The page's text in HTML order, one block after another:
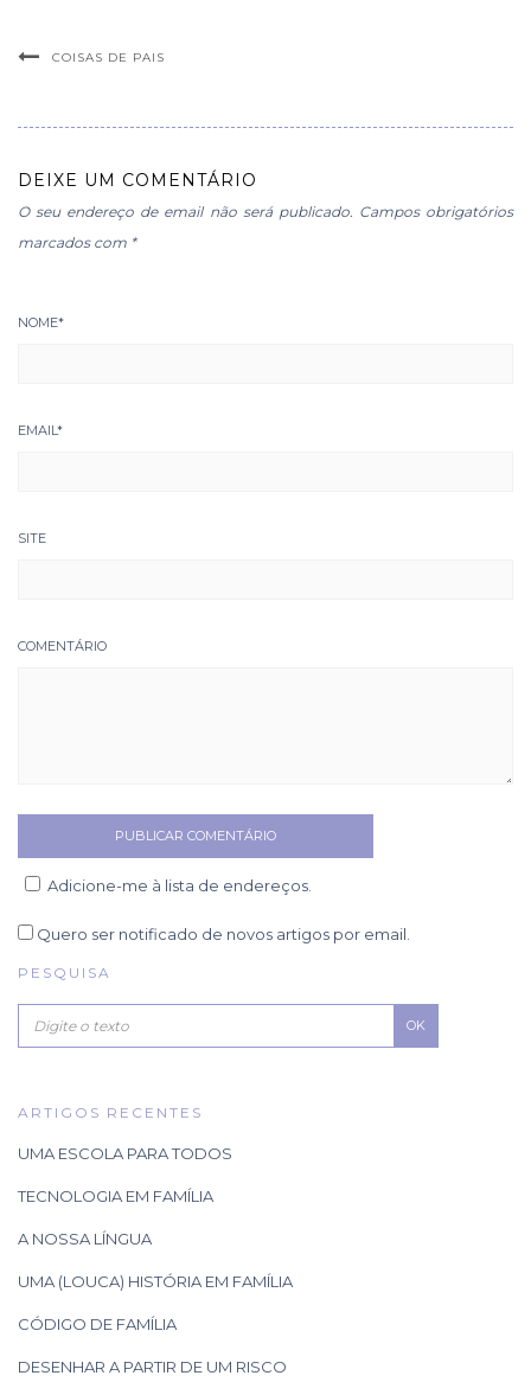
COISAS DE PAIS
DEIXE UM COMENTÁRIO
O seu endereço de email não será publicado. Campos obrigatórios
marcados com *
NOME*
EMAIL*
SITE
COMENTÁRIO
Adicione-me à lista de endereços.
Quero ser notificado de novos artigos por email.
PESQUISA
OK
ARTIGOS RECENTES
UMA ESCOLA PARA TODOS
TECNOLOGIA EM FAMÍLIA
A NOSSA LÍNGUA
UMA (LOUCA) HISTÓRIA EM FAMÍLIA
CÓDIGO DE FAMÍLIA
DESENHAR A PARTIR DE UM RISCO